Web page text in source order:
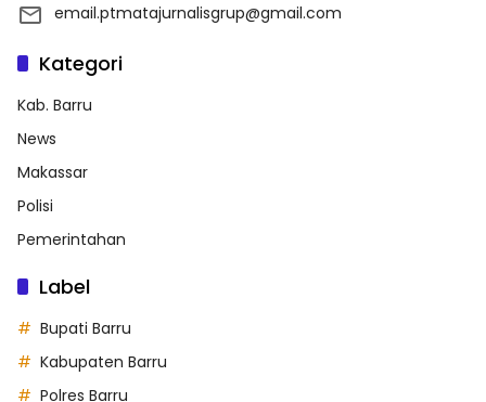
email.ptmatajurnalisgrup@gmail.com
Kategori
Kab. Barru
News
Makassar
Polisi
Pemerintahan
Label
Bupati Barru
Kabupaten Barru
Polres Barru